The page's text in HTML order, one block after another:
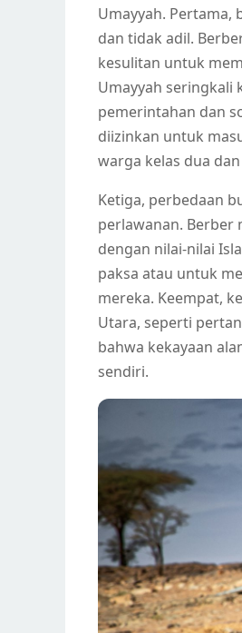
Umayyah. Pertama,
dan tidak adil.
kesulitan untuk
Umayyah seringkali
pemerintahan dan
diizinkan untuk
warga kelas dua
Ketiga, perbedaan
perlawanan. Berber
dengan nilai-nilai
paksa atau untuk
mereka. Keempat,
Utara, seperti
bahwa kekayaan
sendiri.